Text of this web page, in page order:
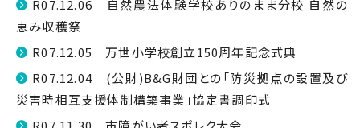
R07.12.06 自然農法体験学校ありのまま分校 自然の
恵み収穫祭
R07.12.05 万世小学校創立150周年記念式典
R07.12.04 (公財)B&G財団との「防災拠点の設置及び
災害時相互支援体制構築事業」協定書調印式